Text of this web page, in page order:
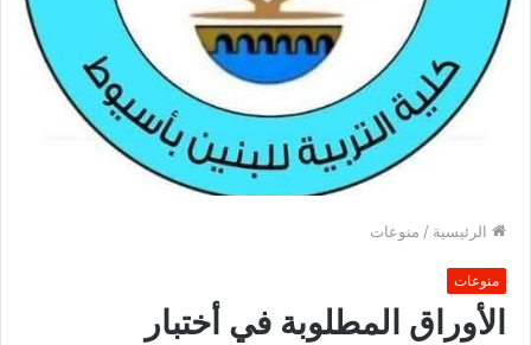
الرئيسية / منوعات
منوعات
الأوراق المطلوبة في أختبار